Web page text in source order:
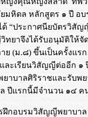
หิดล หลักสูตร ๑ ปี อ
“ประกาศนียบัตรวิสัญ
ยาจึงได้รับอนุมัติให้จั
(ม.๘) ขึ้นเป็นครั้งแร
ะเรียนวิสัญญีต่ออีก ๑
าบาลศิริราชและรับพ
ปีแรกนี้มีจำนวน ๑๔ ค
กอบรมวิสัญญีพยาบาล